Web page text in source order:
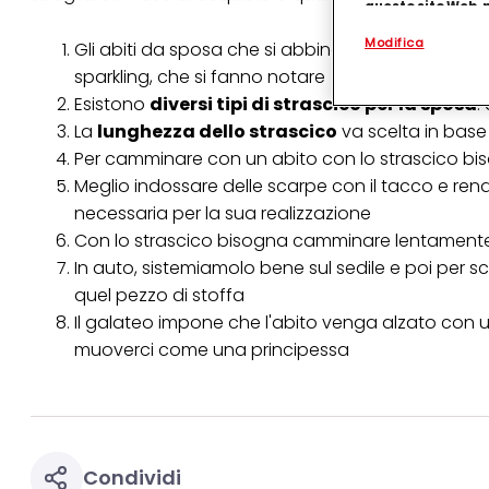
Gli abiti da sposa che si abbinano meglio allo
sparkling, che si fanno notare
Esistono diversi tipi di strascico per la sposa:
La lunghezza dello strascico va scelta in
Per camminare con un abito con lo strascico
Meglio indossare delle scarpe con il tacco e
necessaria per la sua realizzazione
Con lo strascico bisogna camminare
In auto, sistemiamolo bene sul sedile e poi per
quel pezzo di stoffa
Il galateo impone che l'abito venga alzato con
muoverci come una principessa
Condividi
questo sito
.
(rispettivamente
terzi, conservare
identificati) su
misurare e
Puoi trovare
collegata nel piè di
qualsiasi momento
periodo di
"modifica" di
per uno o più degli
Modifica